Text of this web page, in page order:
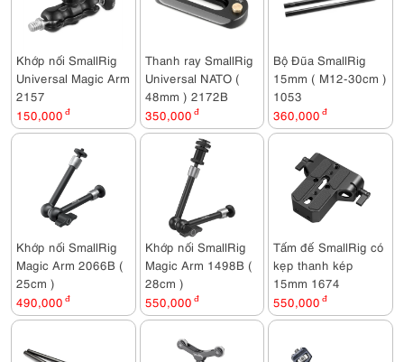
Khớp nối SmallRig
Universal Magic Arm
2157
150,000 đ
Thanh ray SmallRig
Universal NATO (
48mm ) 2172B
350,000 đ
Bộ Đũa SmallRig
15mm ( M12-30cm )
1053
360,000 đ
Khớp nối SmallRig
Magic Arm 2066B (
25cm )
490,000 đ
Khớp nối SmallRig
Magic Arm 1498B (
28cm )
550,000 đ
Tấm đế SmallRig có
kẹp thanh kép
15mm 1674
550,000 đ